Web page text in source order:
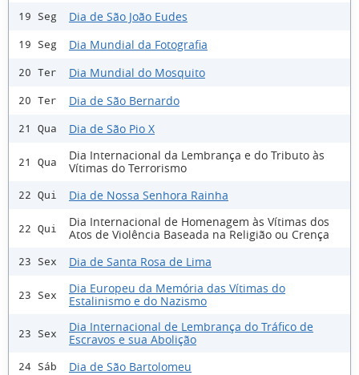
19 Seg Dia de São João Eudes
19 Seg Dia Mundial da Fotografia
20 Ter Dia Mundial do Mosquito
20 Ter Dia de São Bernardo
21 Qua Dia de São Pio X
21 Qua
Dia Internacional da Lembrança e do Tributo às
Vítimas do Terrorismo
22 Qui Dia de Nossa Senhora Rainha
22 Qui
Dia Internacional de Homenagem às Vítimas dos
Atos de Violência Baseada na Religião ou Crença
23 Sex Dia de Santa Rosa de Lima
23 Sex
Dia Europeu da Memória das Vítimas do
Estalinismo e do Nazismo
23 Sex
Dia Internacional de Lembrança do Tráfico de
Escravos e sua Abolição
24 Sáb Dia de São Bartolomeu